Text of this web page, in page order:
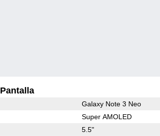
Pantalla
Galaxy Note 3 Neo
Super AMOLED
5.5"